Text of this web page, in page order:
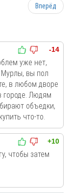
Вперёд
-14
уже нет,
вы пол
в любом дворе
городе. Людям
объедки,
что-то.
+10
чтобы затем